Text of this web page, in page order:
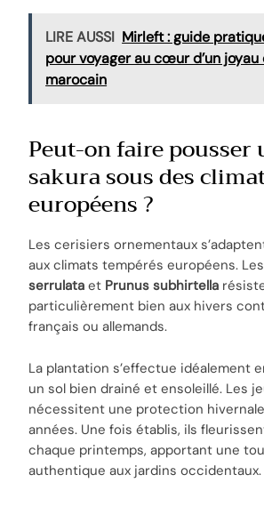
LIRE AUSSI Mirleft : guide
pour voyager au cœur d’un joyau
marocain
Peut-on faire pousser
sakura sous des
européens ?
Les cerisiers ornementaux
aux climats tempérés européens.
serrulata et Prunus subhirtella
particulièrement bien aux hivers
français ou allemands.
La plantation s’effectue idéalement
un sol bien drainé et ensoleillé. Les
nécessitent une protection
années. Une fois établis, ils
chaque printemps, apportant une
authentique aux jardins occidentaux.